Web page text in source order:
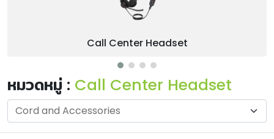
Call Center Headset
หมวดหมู่ : Call Center Headset